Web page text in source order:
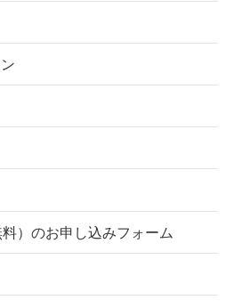
）のお申し込みフォーム